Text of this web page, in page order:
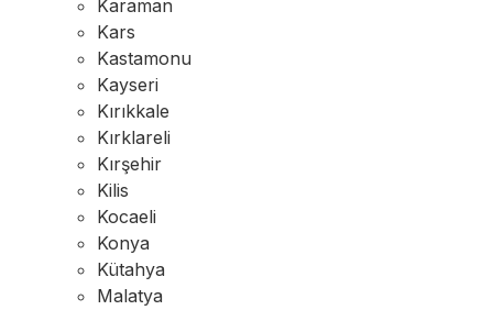
Karaman
Kars
Kastamonu
Kayseri
Kırıkkale
Kırklareli
Kırşehir
Kilis
Kocaeli
Konya
Kütahya
Malatya